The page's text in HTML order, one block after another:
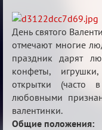
Квадрат
Любви
День святого
отмечают многие
праздник дарят
конфеты,
открытки (часто
любовными
валентинки.
Общие положения: